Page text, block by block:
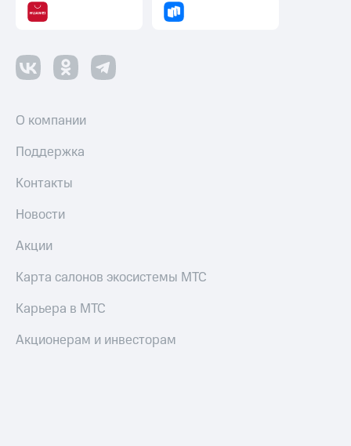
О компании
Поддержка
Контакты
Новости
Акции
Карта салонов экосистемы МТС
Карьера в МТС
Акционерам и инвесторам